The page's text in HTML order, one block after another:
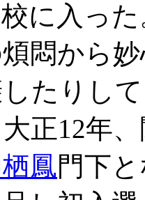
に入っ
悶から
たりし
正12年
鳳門下